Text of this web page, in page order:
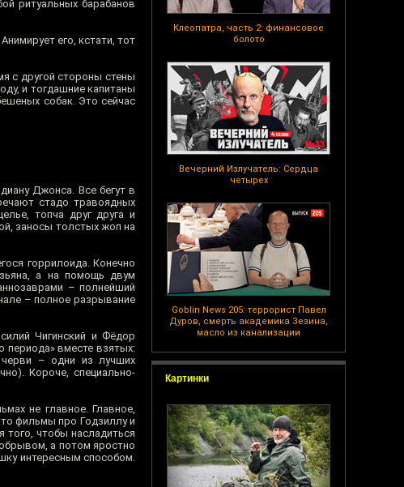
Клеопатра, часть 2: финансовое
болото
Вечерний Излучатель: Сердца
четырех
Goblin News 205: террорист Павел
Дуров, смерть академика Зезина,
масло из канализации
Картинки
ритуальных барабанов
его, кстати, тот
с другой стороны стены
и тогдашние капитаны
собак. Это сейчас
Джонса. Все бегут в
стадо травоядных
топча друг друга и
заносы толстых жоп на
горрилоида. Конечно
а на помощь двум
– полнейший
– полное разрывание
Чигинский и Фёдор
периода» вместе взятых:
черви – одни из лучших
Короче, специально-
не главное. Главное,
фильмы про Годзиллу и
чтобы насладиться
а потом яростно
интересным способом.